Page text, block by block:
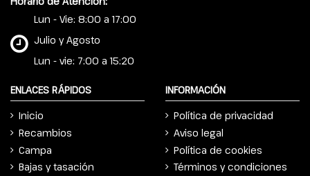
Lun - Vie: 8:00 a 17:00
Julio y Agosto
Lun - vie: 7:00 a 15:20
ENLACES RÁPIDOS
Inicio
Recambios
Campa
Bajas y tasación
INFORMACIÓN
Política de privacidad
Aviso legal
Política de cookies
Términos y condiciones